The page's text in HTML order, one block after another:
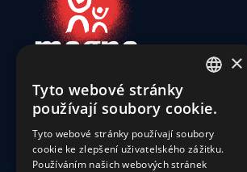
Kdo jsme
Zdravotní péče
Reporty a
Jak pomoci
CZECH
×
Tyto webové stránky
používají soubory cookie.
Tyto webové stránky používají soubory
cookie ke zlepšení uživatelského zážitku.
Používáním našich webových stránek